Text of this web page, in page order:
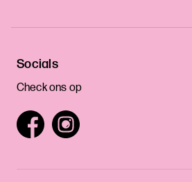
Socials
Check ons op